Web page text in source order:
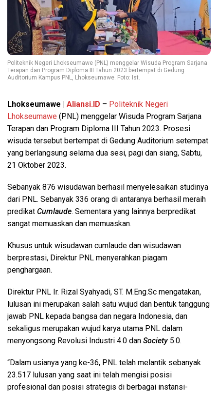
Politeknik Negeri Lhokseumawe (PNL) menggelar Wisuda Program Sarjana
Terapan dan Program Diploma III Tahun 2023 bertempat di Gedung
Auditorium Kampus PNL, Lhokseumawe. Foto: Ist.
Lhokseumawe | Aliansi.ID – Politeknik Negeri
Lhokseumawe (PNL) menggelar Wisuda Program Sarjana
Terapan dan Program Diploma III Tahun 2023. Prosesi
wisuda tersebut bertempat di Gedung Auditorium setempat
yang berlangsung selama dua sesi, pagi dan siang, Sabtu,
21 Oktober 2023.
Sebanyak 876 wisudawan berhasil menyelesaikan studinya
dari PNL. Sebanyak 336 orang di antaranya berhasil meraih
predikat Cumlaude. Sementara yang lainnya berpredikat
sangat memuaskan dan memuaskan.
Khusus untuk wisudawan cumlaude dan wisudawan
berprestasi, Direktur PNL menyerahkan piagam
penghargaan.
Direktur PNL Ir. Rizal Syahyadi, ST. M.Eng.Sc mengatakan,
lulusan ini merupakan salah satu wujud dan bentuk tanggung
jawab PNL kepada bangsa dan negara Indonesia, dan
sekaligus merupakan wujud karya utama PNL dalam
menyongsong Revolusi Industri 4.0 dan Society 5.0.
“Dalam usianya yang ke-36, PNL telah melantik sebanyak
23.517 lulusan yang saat ini telah mengisi posisi
profesional dan posisi strategis di berbagai instansi-